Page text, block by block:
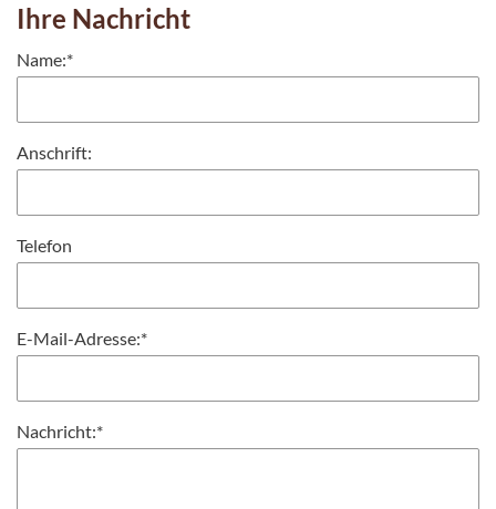
Ihre Nachricht
Name:*
Anschrift:
Telefon
E-Mail-Adresse:*
Nachricht:*